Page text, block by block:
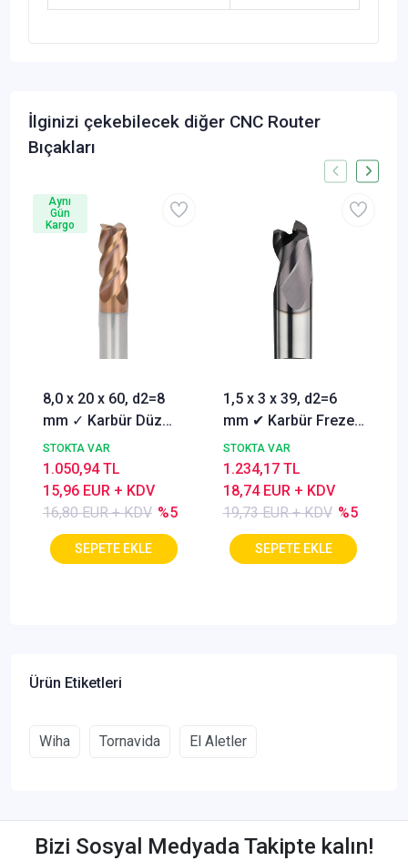
İlginizi çekebilecek diğer CNC Router
Bıçakları
8,0 x 20 x 60, d2=8
mm ✓ Karbür Düz
Freze, Parmak freze
ucu Z=4,TiSiN
Kaplamalı
STOKTA VAR
16,80 EUR + KDV %5
15,96 EUR + KDV
1.050,94 TL
Aynı
Gün
Kargo
1,5 x 3 x 39, d2=6
mm ✔ Karbür Freze
ucu, Z=3, Kaplamalı,
30°
STOKTA VAR
19,73 EUR + KDV %5
18,74 EUR + KDV
1.234,17 TL
Ürün Etiketleri
Wiha Tornavida El Aletler
Bizi Sosyal Medyada Takipte kalın!